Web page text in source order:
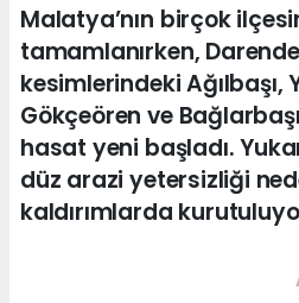
Malatya’nın birçok
tamamlanırken,
kesimlerindeki Ağılbaşı,
Gökçeören ve
hasat yeni başladı.
düz arazi yetersizliği
kaldırımlarda